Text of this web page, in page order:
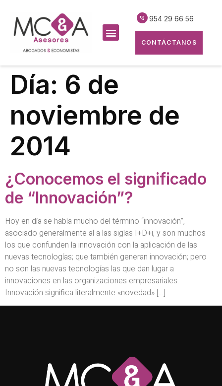
954 29 66 56
CONTÁCTANOS
Día: 6 de
noviembre de
2014
¿Conocemos el significado
de “Innovación”?
Hoy en día se habla mucho del término “innovación”,
asociado generalmente al a las siglas I+D+i, y son muchos
los que confunden la innovación con la aplicación de las
nuevas tecnologías; que también generan innovación; pero
no son las nuevas tecnologías las que dan lugar a
innovaciones en las organizaciones empresariales.
Innovación significa literalmente «novedad» […]